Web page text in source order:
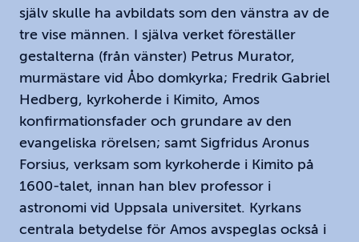
själv skulle ha avbildats som den vänstra av de
tre vise männen. I själva verket föreställer
gestalterna (från vänster) Petrus Murator,
murmästare vid Åbo domkyrka; Fredrik Gabriel
Hedberg, kyrkoherde i Kimito, Amos
konfirmationsfader och grundare av den
evangeliska rörelsen; samt Sigfridus Aronus
Forsius, verksam som kyrkoherde i Kimito på
1600-talet, innan han blev professor i
astronomi vid Uppsala universitet. Kyrkans
centrala betydelse för Amos avspeglas också i